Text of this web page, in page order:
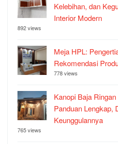
Kelebihan, dan
Interior Modern
892 views
Meja HPL:
Rekomendasi
778 views
Kanopi Baja
Panduan Lengkap,
Keunggulannya
765 views